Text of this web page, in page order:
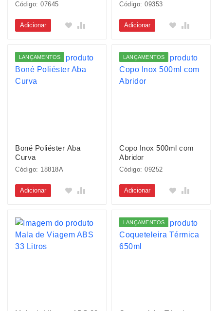
Código: 07645
Adicionar
Código: 09353
Adicionar
LANÇAMENTOS
Boné Poliéster Aba
Curva
Código: 18818A
Adicionar
LANÇAMENTOS
Copo Inox 500ml com
Abridor
Código: 09252
Adicionar
LANÇAMENTOS